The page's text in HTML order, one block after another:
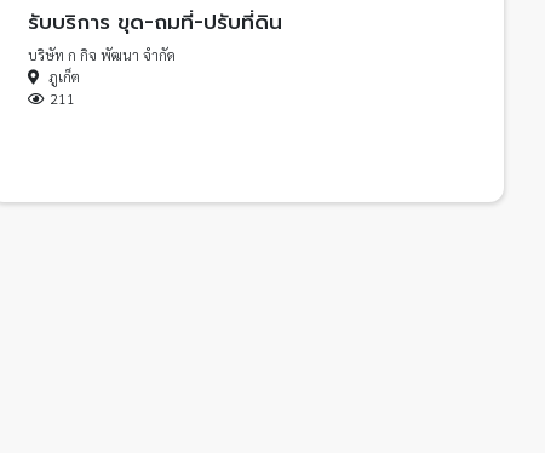
รับบริการ ขุด-ถมที่-ปรับที่ดิน
บริษัท ก กิจ พัฒนา จำกัด
ภูเก็ต
211